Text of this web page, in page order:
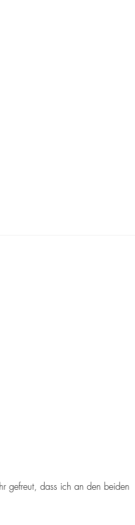
gefreut, dass ich an den beiden